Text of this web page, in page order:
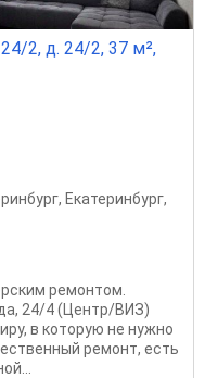
2, д. 24/2, 37 м²,
, Екатеринбург,
ремонтом.
24/4 (Центр/ВИЗ)
в которую не нужно
ремонт, есть